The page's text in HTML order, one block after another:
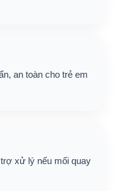
an toàn cho trẻ em
xử lý nếu mối quay